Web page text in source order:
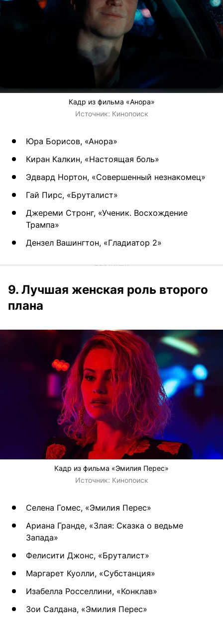
Кадр из фильма «Анора»
Источник: Кинопоиск
Юра Борисов, «Анора»
Киран Калкин, «Настоящая боль»
Эдвард Нортон, «Совершенный незнакомец»
Гай Пирс, «Бруталист»
Джереми Стронг, «Ученик. Восхождение
Трампа»
Дензел Вашингтон, «Гладиатор 2»
9. Лучшая женская роль второго
плана
Кадр из фильма «Эмилия Перес»
Источник: Кинопоиск
Селена Гомес, «Эмилия Перес»
Ариана Гранде, «Злая: Сказка о ведьме
Запада»
Фелисити Джонс, «Бруталист»
Маргарет Куолли, «Субстанция»
Изабелла Росселлини, «Конклав»
Зои Салдана, «Эмилия Перес»